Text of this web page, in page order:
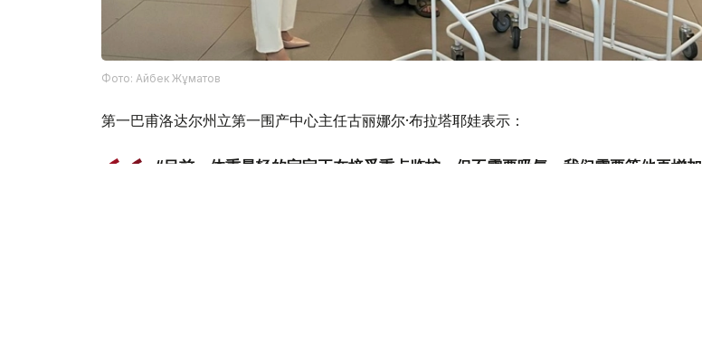
Фото: Айбек Жұматов
第一巴甫洛达尔州立第一围产中心主任古丽娜尔·布拉塔耶娃表示：
“目前，体重最轻的宝宝正在接受重点监护，但不需要吸氧。我们需要等他再增加